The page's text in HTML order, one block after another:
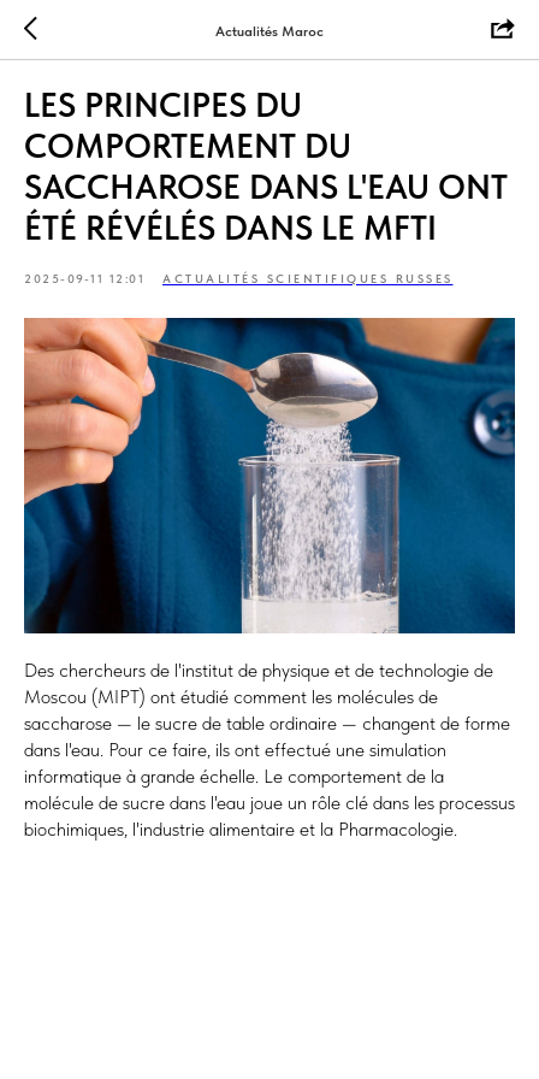
Actualités Maroc
LES PRINCIPES DU
COMPORTEMENT DU
SACCHAROSE DANS L'EAU ONT
ÉTÉ RÉVÉLÉS DANS LE MFTI
2025-09-11 12:01 ACTUALITÉS SCIENTIFIQUES RUSSES
Des chercheurs de l'institut de physique et de technologie de
Moscou (MIPT) ont étudié comment les molécules de
saccharose — le sucre de table ordinaire — changent de forme
dans l'eau. Pour ce faire, ils ont effectué une simulation
informatique à grande échelle. Le comportement de la
molécule de sucre dans l'eau joue un rôle clé dans les processus
biochimiques, l'industrie alimentaire et la Pharmacologie.